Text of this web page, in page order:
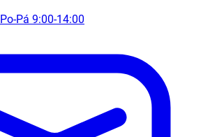
Po-Pá 9:00-14:00